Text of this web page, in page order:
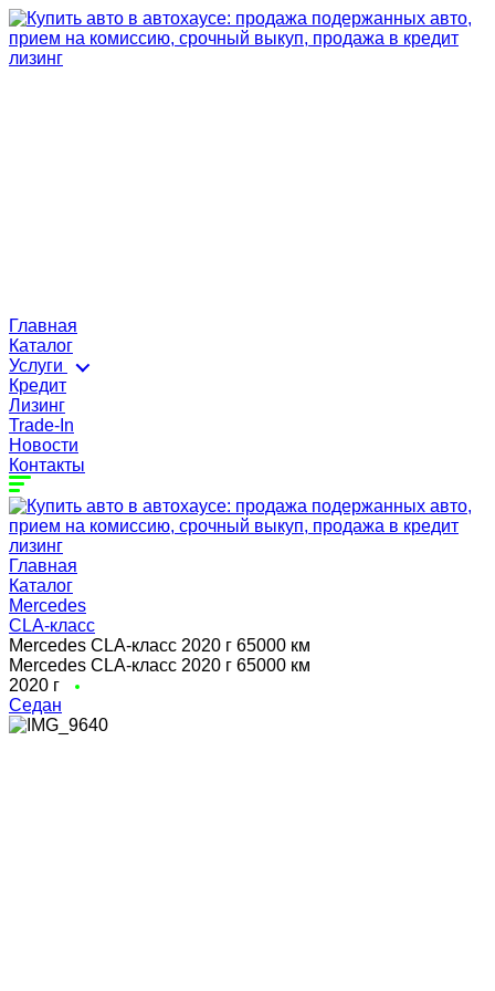
Главная
Каталог
Услуги
Кредит
Лизинг
Trade-In
Новости
Контакты
Главная
Каталог
Mercedes
CLA-класс
Mercedes CLA-класс 2020 г 65000 км
Mercedes CLA-класс 2020 г 65000 км
2020 г
Седан